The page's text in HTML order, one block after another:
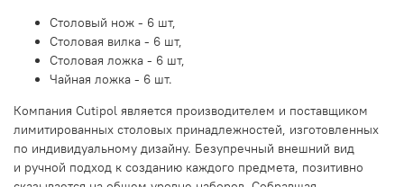
Столовый нож - 6 шт,
Столовая вилка - 6 шт,
Столовая ложка - 6 шт,
Чайная ложка - 6 шт.
Компания Cutipol является производителем и поставщиком
лимитированных столовых принадлежностей, изготовленных
по индивидуальному дизайну. Безупречный внешний вид
и ручной подход к созданию каждого предмета, позитивно